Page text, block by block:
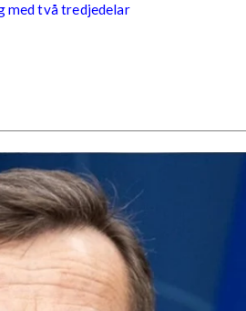
med två tredjedelar